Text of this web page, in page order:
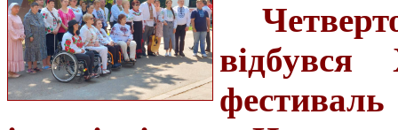
відбувся